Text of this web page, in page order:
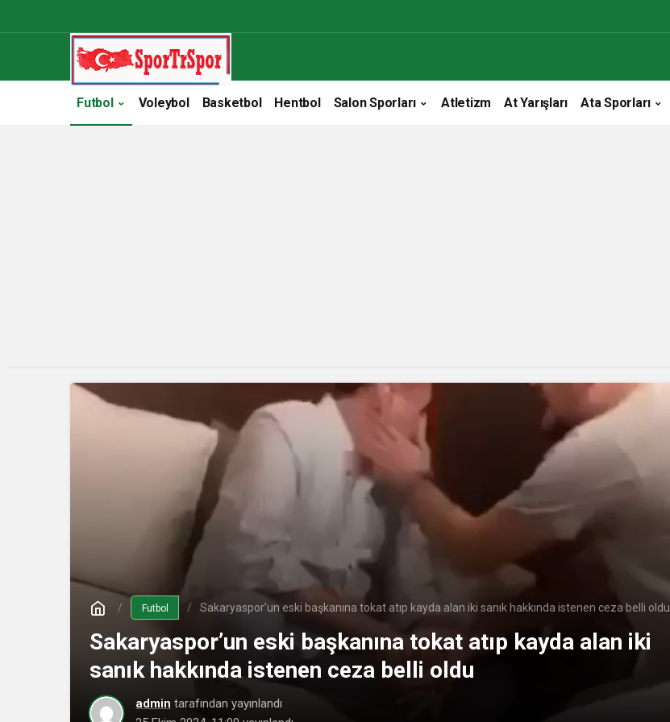
Futbol Voleybol Basketbol Hentbol Salon Sporları Atletizm At Yarışları Ata Sporları
Futbol Sakaryaspor’un eski başkanına tokat atıp kayda alan iki sanık hakkında istenen ceza belli oldu
Sakaryaspor’un eski başkanına tokat atıp kayda alan iki
sanık hakkında istenen ceza belli oldu
admin tarafından yayınlandı